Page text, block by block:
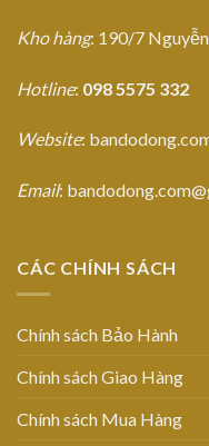
Kho hàng: 190/7
Hotline: 098 5575 332
Website:
Email:
CÁC CHÍNH SÁCH
Chính sách Bảo Hành
Chính sách Giao Hàng
Chính sách Mua Hàng